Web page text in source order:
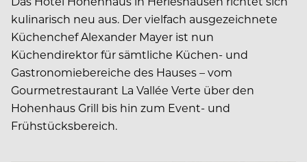
kulinarisch neu aus. Der vielfach ausgezeichnete
Küchenchef Alexander Mayer ist nun
Küchendirektor für sämtliche Küchen- und
Gastronomiebereiche des Hauses – vom
Gourmetrestaurant La Vallée Verte über den
Hohenhaus Grill bis hin zum Event- und
Frühstücksbereich.